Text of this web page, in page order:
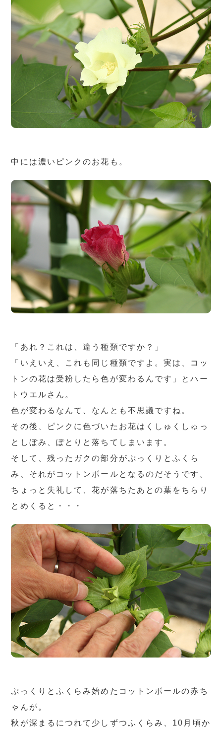
中には濃いピンクのお花も。
「あれ？これは、違う種類ですか？」
「いえいえ、これも同じ種類ですよ。実は、コッ
トンの花は受粉したら色が変わるんです」とハー
トウエルさん。
色が変わるなんて、なんとも不思議ですね。
その後、ピンクに色づいたお花はくしゅくしゅっ
としぼみ、ぽとりと落ちてしまいます。
そして、残ったガクの部分がぷっくりとふくら
み、それがコットンボールとなるのだそうです。
ちょっと失礼して、花が落ちたあとの葉をちらり
とめくると・・・
ぷっくりとふくらみ始めたコットンボールの赤ち
ゃんが。
秋が深まるにつれて少しずつふくらみ、10月頃か